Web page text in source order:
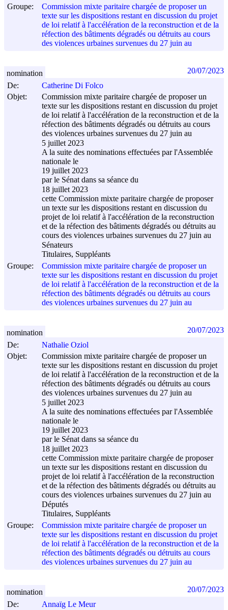
Groupe:
Commission mixte paritaire chargée de proposer un
texte sur les dispositions restant en discussion du projet
de loi relatif à l'accélération de la reconstruction et de la
réfection des bâtiments dégradés ou détruits au cours
des violences urbaines survenues du 27 juin au
De:
Catherine Di Folco
Objet:
Commission mixte paritaire chargée de proposer un
texte sur les dispositions restant en discussion du projet
de loi relatif à l'accélération de la reconstruction et de la
réfection des bâtiments dégradés ou détruits au cours
des violences urbaines survenues du 27 juin au
5 juillet 2023
A la suite des nominations effectuées par l'Assemblée
nationale le
19 juillet 2023
par le Sénat dans sa séance du
18 juillet 2023
cette Commission mixte paritaire chargée de proposer
un texte sur les dispositions restant en discussion du
projet de loi relatif à l'accélération de la reconstruction
et de la réfection des bâtiments dégradés ou détruits au
cours des violences urbaines survenues du 27 juin au
Sénateurs
Titulaires, Suppléants
Groupe:
Commission mixte paritaire chargée de proposer un
texte sur les dispositions restant en discussion du projet
de loi relatif à l'accélération de la reconstruction et de la
réfection des bâtiments dégradés ou détruits au cours
des violences urbaines survenues du 27 juin au
nomination 20/07/2023
De:
Nathalie Oziol
Objet:
Commission mixte paritaire chargée de proposer un
texte sur les dispositions restant en discussion du projet
de loi relatif à l'accélération de la reconstruction et de la
réfection des bâtiments dégradés ou détruits au cours
des violences urbaines survenues du 27 juin au
5 juillet 2023
A la suite des nominations effectuées par l'Assemblée
nationale le
19 juillet 2023
par le Sénat dans sa séance du
18 juillet 2023
cette Commission mixte paritaire chargée de proposer
un texte sur les dispositions restant en discussion du
projet de loi relatif à l'accélération de la reconstruction
et de la réfection des bâtiments dégradés ou détruits au
cours des violences urbaines survenues du 27 juin au
Députés
Titulaires, Suppléants
Groupe:
Commission mixte paritaire chargée de proposer un
texte sur les dispositions restant en discussion du projet
de loi relatif à l'accélération de la reconstruction et de la
réfection des bâtiments dégradés ou détruits au cours
des violences urbaines survenues du 27 juin au
nomination 20/07/2023
De:
Annaïg Le Meur
nomination 20/07/2023